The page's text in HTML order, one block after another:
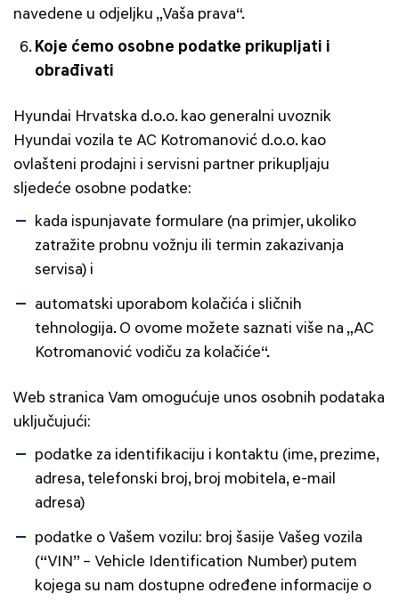
navedene u odjeljku „Vaša prava“.
Koje ćemo osobne podatke prikupljati i
obrađivati
Hyundai Hrvatska d.o.o. kao generalni uvoznik
Hyundai vozila te AC Kotromanović d.o.o. kao
ovlašteni prodajni i servisni partner prikupljaju
sljedeće osobne podatke:
kada ispunjavate formulare (na primjer, ukoliko
zatražite probnu vožnju ili termin zakazivanja
servisa) i
automatski uporabom kolačića i sličnih
tehnologija. O ovome možete saznati više na „AC
Kotromanović vodiču za kolačiće“.
Web stranica Vam omogućuje unos osobnih podataka
uključujući:
podatke za identifikaciju i kontaktu (ime, prezime,
adresa, telefonski broj, broj mobitela, e-mail
adresa)
podatke o Vašem vozilu: broj šasije Vašeg vozila
(“VIN” – Vehicle Identification Number) putem
kojega su nam dostupne određene informacije o